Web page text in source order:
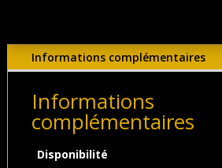
Buddy
Informations complémentaires
Informations
complémentaires
Disponibilité